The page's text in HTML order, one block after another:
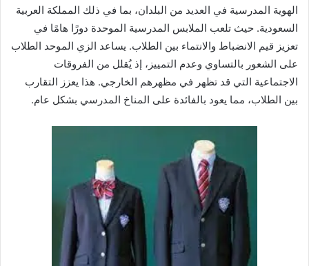
الهوية المدرسية في العديد من البلدان، بما في ذلك المملكة العربية
السعودية. حيث تلعب الملابس المدرسية الموحدة دورًا هامًا في
تعزيز قيم الانضباط والانتماء بين الطلاب. يساعد الزي الموحد الطلاب
على الشعور بالتساوي وعدم التمييز، إذ يُقلل من الفروقات
الاجتماعية التي قد تظهر في مظهرهم الخارجي. هذا يعزز التقارب
بين الطلاب، مما يعود بالفائدة على المناخ المدرسي بشكل عام.